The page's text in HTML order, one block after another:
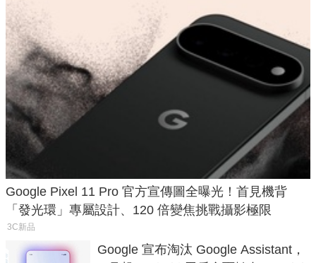
Google Pixel 11 Pro 官方宣傳圖全曝光！首見機背
「發光環」專屬設計、120 倍變焦挑戰攝影極限
3C新品
Google 宣布淘汰 Google Assistant，